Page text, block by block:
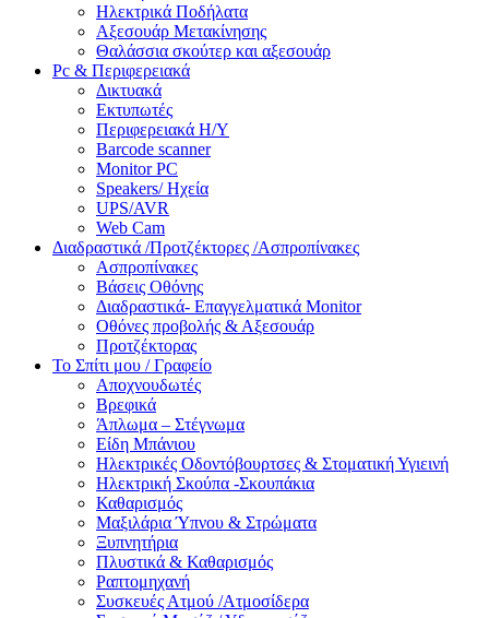
Ηλεκτρικά Ποδήλατα
Αξεσουάρ Μετακίνησης
Θαλάσσια σκούτερ και αξεσουάρ
Pc & Περιφερειακά
Δικτυακά
Εκτυπωτές
Περιφερειακά Η/Υ
Barcode scanner
Monitor PC
Speakers/ Ηχεία
UPS/AVR
Web Cam
Διαδραστικά /Προτζέκτορες /Ασπροπίνακες
Ασπροπίνακες
Βάσεις Οθόνης
Διαδραστικά- Επαγγελματικά Monitor
Οθόνες προβολής & Αξεσουάρ
Προτζέκτορας
Το Σπίτι μου / Γραφείο
Αποχνουδωτές
Βρεφικά
Άπλωμα – Στέγνωμα
Είδη Μπάνιου
Ηλεκτρικές Οδοντόβουρτσες & Στοματική Υγιεινή
Ηλεκτρική Σκούπα -Σκουπάκια
Καθαρισμός
Μαξιλάρια Ύπνου & Στρώματα
Ξυπνητήρια
Πλυστικά & Καθαρισμός
Ραπτομηχανή
Συσκευές Ατμού /Ατμοσίδερα